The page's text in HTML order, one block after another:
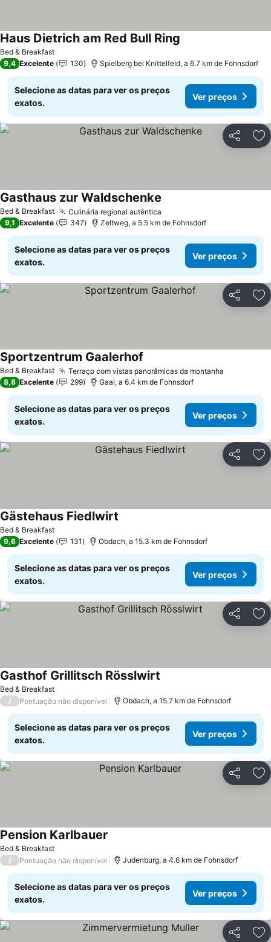
Bed & Breakfast
Haus Dietrich am Red Bull Ring
9,4 Excelente 130 Spielberg bei Knittelfeld, a 6.7 km de Fohnsdorf
Selecione as datas para ver os preços
exatos.
Ver preços
Partilhar
Bed & Breakfast Culinária regional autêntica
Gasthaus zur Waldschenke
9,1 Excelente 347 Zeltweg, a 5.5 km de Fohnsdorf
Selecione as datas para ver os preços
exatos.
Ver preços
Partilhar
Bed & Breakfast Terraço com vistas panorâmicas da montanha
Sportzentrum Gaalerhof
8,8 Excelente 299 Gaal, a 6.4 km de Fohnsdorf
Selecione as datas para ver os preços
exatos.
Ver preços
Partilhar
Bed & Breakfast
Gästehaus Fiedlwirt
9,6 Excelente 131 Obdach, a 15.3 km de Fohnsdorf
Selecione as datas para ver os preços
exatos.
Ver preços
Partilhar
Bed & Breakfast
Gasthof Grillitsch Rösslwirt
/ Pontuação não disponível Obdach, a 15.7 km de Fohnsdorf
Selecione as datas para ver os preços
exatos.
Ver preços
Partilhar
Bed & Breakfast
Pension Karlbauer
/ Pontuação não disponível Judenburg, a 4.6 km de Fohnsdorf
Selecione as datas para ver os preços
exatos.
Ver preços
Partilhar